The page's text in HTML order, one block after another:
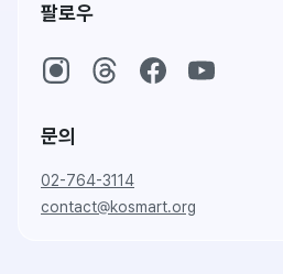
팔로우
문의
02-764-3114
contact@kosmart.org